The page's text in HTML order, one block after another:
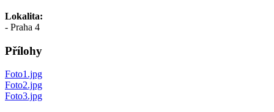
Lokalita:
- Praha 4
Přílohy
Foto1.jpg
Foto2.jpg
Foto3.jpg